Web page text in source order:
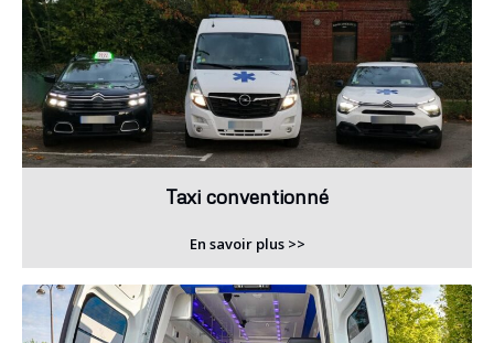
Taxi conventionné
En savoir plus >>